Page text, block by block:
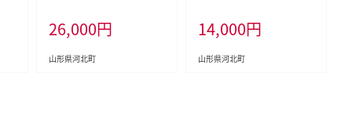
26,000円
山形県河北町
14,000円
山形県河北町